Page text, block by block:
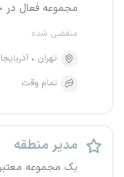
مجموعه فعال در
منقضی شده
تهران
تمام وقت
مدیر منطقه
یک مجموعه